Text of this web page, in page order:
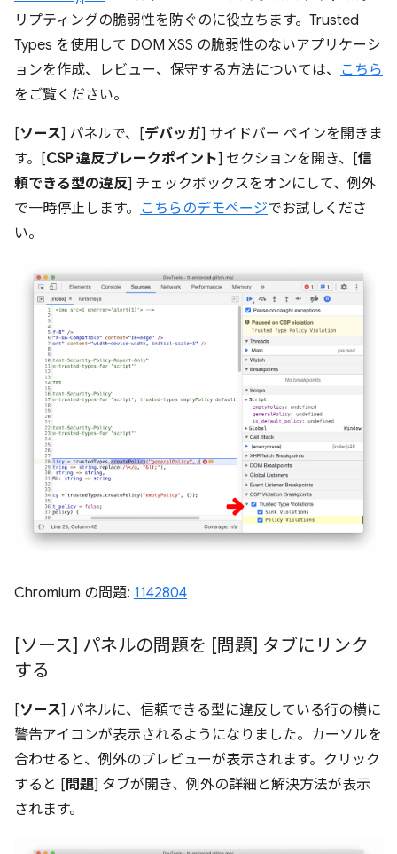
リプティングの脆弱性を防ぐのに役立ちます。Trusted
Types を使用して DOM XSS の脆弱性のないアプリケーシ
ョンを作成、レビュー、保守する方法については、 こちら
をご覧ください。
[ソース] パネルで、[デバッガ] サイドバー ペインを開きま
す。[CSP 違反ブレークポイント] セクションを開き、[信
頼できる型の違反] チェックボックスをオンにして、例外
で一時停止します。 こちらのデモページでお試しくださ
い。
Chromium の問題: 1142804
[ソース] パネルの問題を [問題] タブにリンク
する
[ソース] パネルに、信頼できる型に違反している行の横に
警告アイコンが表示されるようになりました。カーソルを
合わせると、例外のプレビューが表示されます。クリック
すると [ 問題] タブが開き、例外の詳細と解決方法が表示
されます。